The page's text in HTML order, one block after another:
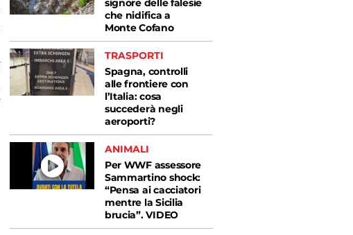
signore delle falesie
che nidifica a
Monte Cofano
TRASPORTI
Spagna, controlli
alle frontiere con
l’Italia: cosa
succederà negli
aeroporti?
ANIMALI
Per WWF assessore
Sammartino shock:
“Pensa ai cacciatori
mentre la Sicilia
brucia”. VIDEO